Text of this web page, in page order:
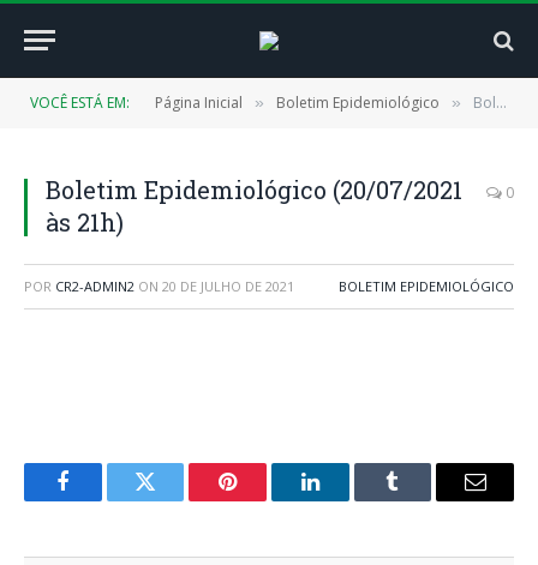
VOCÊ ESTÁ EM: Página Inicial » Boletim Epidemiológico » Boletim Epidemiológico (20/07/2021 às 21h)
Boletim Epidemiológico (20/07/2021
às 21h)
0
POR CR2-ADMIN2 ON 20 DE JULHO DE 2021 BOLETIM EPIDEMIOLÓGICO
FacebookTwitter Pinterest LinkedInTumblr
E-